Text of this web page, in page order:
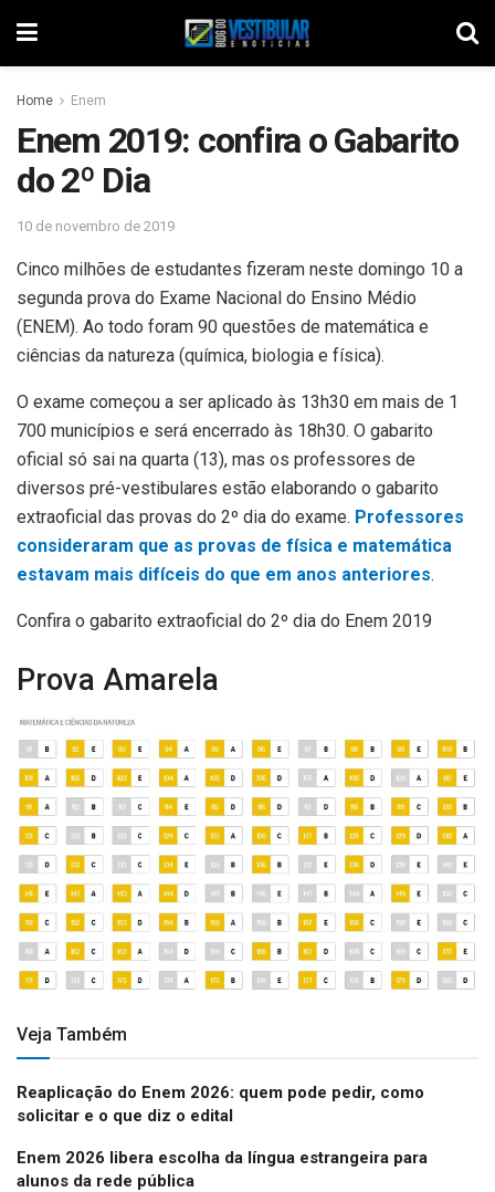
Home Enem
Enem 2019: confira o Gabarito
do 2º Dia
10 de novembro de 2019
Cinco milhões de estudantes fizeram neste domingo 10 a
segunda prova do Exame Nacional do Ensino Médio
(ENEM). Ao todo foram 90 questões de matemática e
ciências da natureza (química, biologia e física).
O exame começou a ser aplicado às 13h30 em mais de 1
700 municípios e será encerrado às 18h30. O gabarito
oficial só sai na quarta (13), mas os professores de
diversos pré-vestibulares estão elaborando o gabarito
extraoficial das provas do 2º dia do exame. Professores
consideraram que as provas de física e matemática
estavam mais difíceis do que em anos anteriores.
Confira o gabarito extraoficial do 2º dia do Enem 2019
Prova Amarela
Veja Também
Reaplicação do Enem 2026: quem pode pedir, como
solicitar e o que diz o edital
Enem 2026 libera escolha da língua estrangeira para
alunos da rede pública